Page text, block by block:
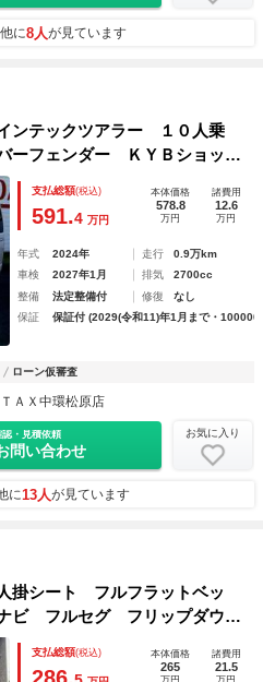
に8人が見ています
ンテックツアラー １０人乗
フェンダー ＫＹＢショッ
モデリスタエアロ アルパイ
フォード天井スピーカー ＵＩ
支払総額(税込)
591.4 万円
本体価格
578.8
万円
諸費用
12.6
万円
年式 2024年 走行
0.9万km
車検
2027年1月 排気
2700cc
整備
法定整備付 修復
なし
保証
保証付 (2029(令和11)年1月まで・
ローン仮審査
ＡＸ中環松原店
認・見積依頼
問い合わせ
お気に入り
に13人が見ています
シート フルフラットベッ
フルセグ フリップダウン
レコ 社外アルミ ローダウ
ー フロントスポイラー
支払総額(税込) 本体価格
265
万円
諸費用
21.5
万円